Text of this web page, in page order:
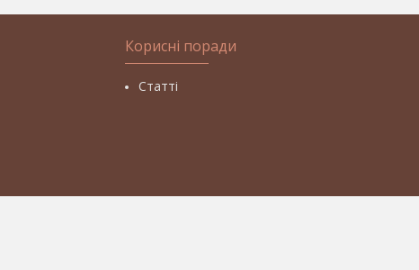
Корисні поради
Статті